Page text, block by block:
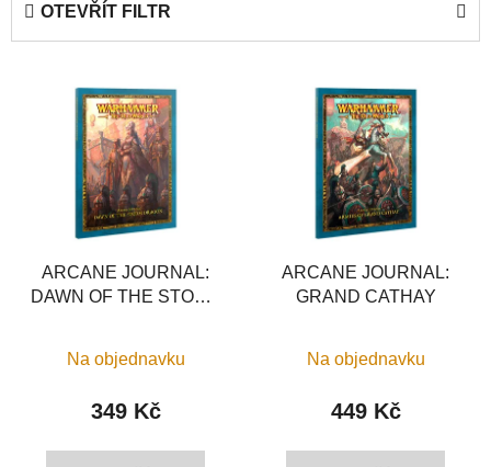
n
OTEVŘÍT FILTR
ARCANE JOURNAL:
DAWN OF THE STORM
Na objednavku
349 Kč
ARCANE JOURNAL:
GRAND CATHAY
Na objednavku
449 Kč